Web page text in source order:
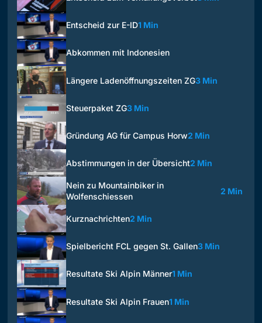
Entscheid zur E-ID1 Min
Abkommen mit Indonesien
Längere Ladenöffnungszeiten ZG3 Min
Steuerpaket ZG3 Min
Gründung AG für Campus Horw2 Min
Abstimmungen in der Übersicht2 Min
Nein zu Mountainbiker in
Wolfenschiessen
2 Min
Kurznachrichten2 Min
Spielbericht FCL gegen St. Gallen3 Min
Resultate Ski Alpin Männer1 Min
Resultate Ski Alpin Frauen1 Min